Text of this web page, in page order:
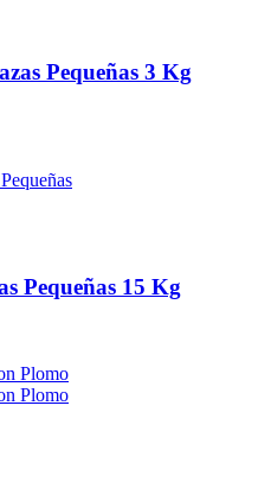
Pequeñas 3 Kg
Pequeñas 15 Kg